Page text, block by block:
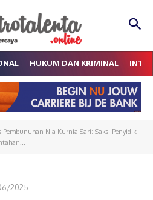
HUKUM DAN KRIMINAL
Pembunuhan Nia Kurnia Sari: Saksi Penyidik
2025